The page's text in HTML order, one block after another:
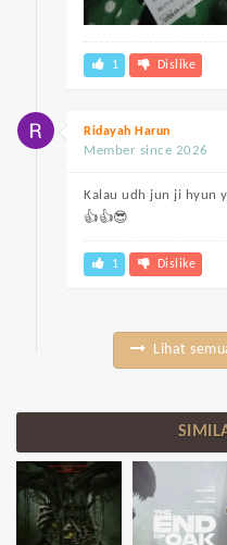
1 Dislike
Ridayah Harun
Member since 2026
Kalau udh jun ji hyun
👍👍😎
1 Dislike
Lihat